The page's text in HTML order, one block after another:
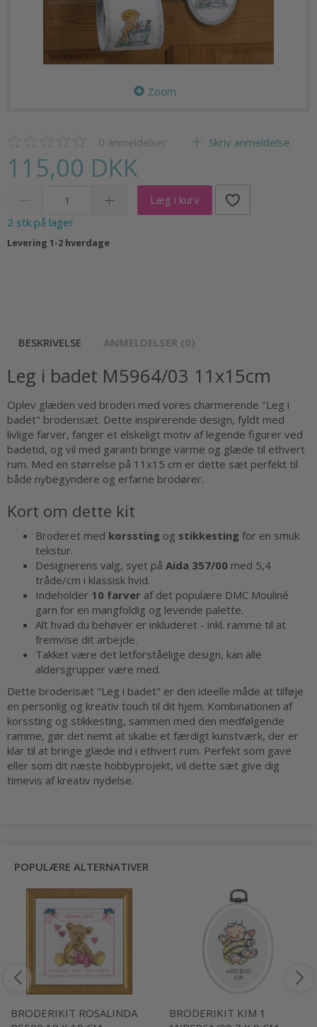
Zoom
0 anmeldelser Skriv anmeldelse
115,00 DKK
Læg i kurv
2 stk på lager
Levering 1-2 hverdage
BESKRIVELSE ANMELDELSER (0)
Leg i badet M5964/03 11x15cm
Oplev glæden ved broderi med vores charmerende "Leg i
badet" broderisæt. Dette inspirerende design, fyldt med
livlige farver, fanger et elskeligt motiv af legende figurer ved
badetid, og vil med garanti bringe varme og glæde til ethvert
rum. Med en størrelse på 11x15 cm er dette sæt perfekt til
både nybegyndere og erfarne brodører.
Kort om dette kit
Broderet med korssting og stikkesting for en smuk
tekstur.
Designerens valg, syet på Aida 357/00 med 5,4
tråde/cm i klassisk hvid.
Indeholder 10 farver af det populære DMC Mouliné
garn for en mangfoldig og levende palette.
Alt hvad du behøver er inkluderet - inkl. ramme til at
fremvise dit arbejde.
Takket være det letforståelige design, kan alle
aldersgrupper være med.
Dette broderisæt "Leg i badet" er den ideelle måde at tilføje
en personlig og kreativ touch til dit hjem. Kombinationen af
korssting og stikkesting, sammen med den medfølgende
ramme, gør det nemt at skabe et færdigt kunstværk, der er
klar til at bringe glæde ind i ethvert rum. Perfekt som gave
eller som dit næste hobbyprojekt, vil dette sæt give dig
timevis af kreativ nydelse.
POPULÆRE ALTERNATIVER
BRODERIKIT ROSALINDA
BRODERIKIT KIM 1